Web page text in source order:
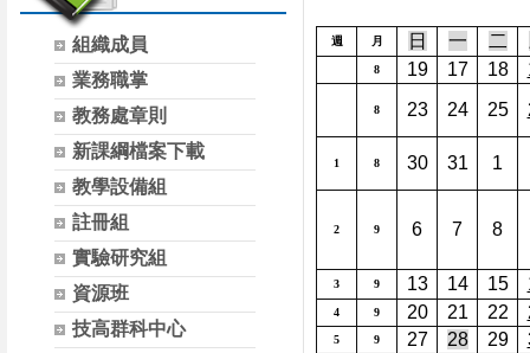
組織成員
業務職掌
教務處章則
新課綱檔案下載
教學設備組
註冊組
實驗研究組
資源班
技高群科中心
週 月 日 一 二
8 19 17 18
8 23 24 25
1 8 30 31 1
2 9 6 7 8
3 9 13 14 15
4 9 20 21 22
5 9 27 28 29